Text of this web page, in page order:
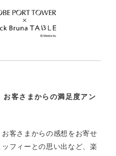
客さまからの満足度アン
客さまからの感想をお寄せ
フィーとの思い出など、楽